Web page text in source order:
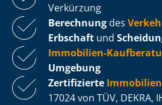
Verkürzung
Berechnung des
Erbschaft und
Immobilien-
Umgebung
Zertifizierte
17024 von TÜV, DEKRA,